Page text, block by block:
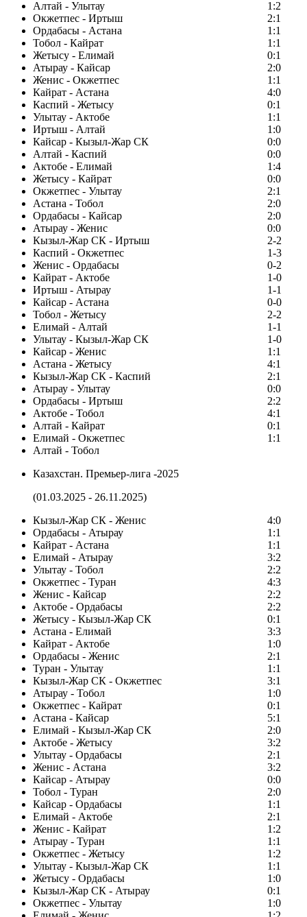
Алтай - Улытау
1:2
Окжетпес - Иртыш
2:1
Ордабасы - Астана
1:1
Тобол - Кайрат
1:1
Жетысу - Елимай
0:1
Атырау - Кайсар
2:0
Женис - Окжетпес
1:1
Кайрат - Астана
4:0
Каспий - Жетысу
0:1
Улытау - Актобе
1:1
Иртыш - Алтай
1:0
Кайсар - Кызыл-Жар СК
0:0
Алтай - Каспий
0:0
Актобе - Елимай
1:4
Жетысу - Кайрат
0:0
Окжетпес - Улытау
2:1
Астана - Тобол
2:0
Ордабасы - Кайсар
2:0
Атырау - Женис
0:0
Кызыл-Жар СК - Иртыш
2-2
Каспий - Окжетпес
1-3
Женис - Ордабасы
0-2
Кайрат - Актобе
1-0
Иртыш - Атырау
1-1
Кайсар - Астана
0-0
Тобол - Жетысу
2-2
Елимай - Алтай
1-1
Улытау - Кызыл-Жар СК
1-0
Кайсар - Женис
1:1
Астана - Жетысу
4:1
Кызыл-Жар СК - Каспий
2:1
Атырау - Улытау
0:0
Ордабасы - Иртыш
2:2
Актобе - Тобол
4:1
Алтай - Кайрат
0:1
Елимай - Окжетпес
1:1
Алтай - Тобол
Казахстан. Премьер-лига -2025
(01.03.2025 - 26.11.2025)
Кызыл-Жар СК - Женис
4:0
Ордабасы - Атырау
1:1
Кайрат - Астана
1:1
Елимай - Атырау
3:2
Улытау - Тобол
2:2
Окжетпес - Туран
4:3
Женис - Кайсар
2:2
Актобе - Ордабасы
2:2
Жетысу - Кызыл-Жар СК
0:1
Астана - Елимай
3:3
Кайрат - Актобе
1:0
Ордабасы - Женис
2:1
Туран - Улытау
1:1
Кызыл-Жар СК - Окжетпес
3:1
Атырау - Тобол
1:0
Окжетпес - Кайрат
0:1
Астана - Кайсар
5:1
Елимай - Кызыл-Жар СК
2:0
Актобе - Жетысу
3:2
Улытау - Ордабасы
2:1
Женис - Астана
3:2
Кайсар - Атырау
0:0
Тобол - Туран
2:0
Кайсар - Ордабасы
1:1
Елимай - Актобе
2:1
Женис - Кайрат
1:2
Атырау - Туран
1:1
Окжетпес - Жетысу
1:2
Улытау - Кызыл-Жар СК
1:1
Жетысу - Ордабасы
1:0
Кызыл-Жар СК - Атырау
0:1
Окжетпес - Улытау
1:0